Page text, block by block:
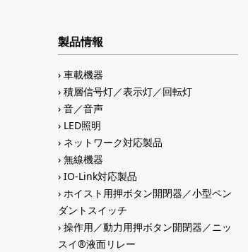
製品情報
車載機器
積層信号灯／表示灯／回転灯
音／音声
LED照明
ネットワーク対応製品
無線機器
IO-Link対応製品
ホイスト用押ボタン開閉器／小型ペン
ダントスイッチ
操作用／動力用押ボタン開閉器／ニッ
スイ®液面リレー